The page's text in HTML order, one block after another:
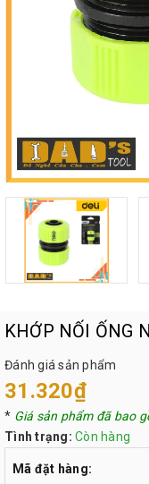
KHỚP NỐI ỐNG
Đánh giá sản phẩm
31.320₫
* Giá sản phẩm đã bao
Tình trạng: Còn hàng
Mã đặt hàng: